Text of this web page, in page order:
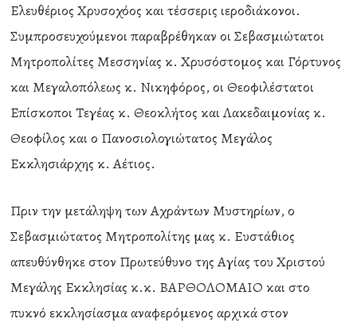
Ελευθέριος Χρυσοχόος και τέσσερις ιεροδιάκονοι.
Συμπροσευχούμενοι παραβρέθηκαν οι Σεβασμιώτατοι
Μητροπολίτες Μεσσηνίας κ. Χρυσόστομος και Γόρτυνος
και Μεγαλοπόλεως κ. Νικηφόρος, οι Θεοφιλέστατοι
Επίσκοποι Τεγέας κ. Θεοκλήτος και Λακεδαιμονίας κ.
Θεοφίλος και ο Πανοσιολογιώτατος Μεγάλος
Εκκλησιάρχης κ. Αέτιος.
Πριν την μετάληψη των Αχράντων Μυστηρίων, ο
Σεβασμιώτατος Μητροπολίτης μας κ. Ευστάθιος
απευθύνθηκε στον Πρωτεύθυνο της Αγίας του Χριστού
Μεγάλης Εκκλησίας κ.κ. ΒΑΡΘΟΛΟΜΑΙΟ και στο
πυκνό εκκλησίασμα αναφερόμενος αρχικά στον